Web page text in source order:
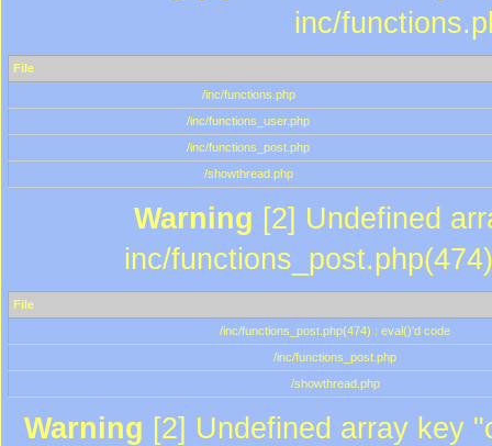
inc/
File
/inc/functions.php
/inc/functions_user.php
/inc/functions_post.php
/showthread.php
Warning [2] Undefined
inc/
File
/inc/functions_post.php(474) : eval()'d code
/inc/functions_post.php
/showthread.php
Warning [2] Undefined array key